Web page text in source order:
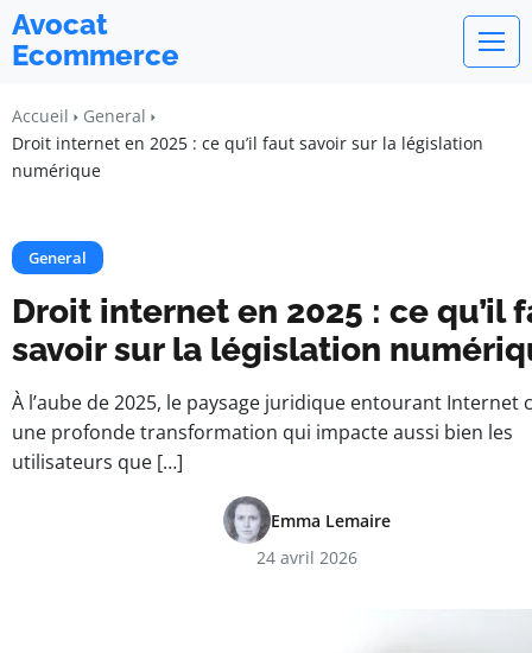
Avocat
Ecommerce
Accueil
General
Droit internet en 2025 : ce qu’il faut savoir sur la législation
numérique
General
Droit internet en 2025 : ce qu’il
savoir sur la législation
À l’aube de 2025, le paysage juridique entourant Internet
une profonde transformation qui impacte aussi bien les
utilisateurs que […]
Emma Lemaire
24 avril 2026